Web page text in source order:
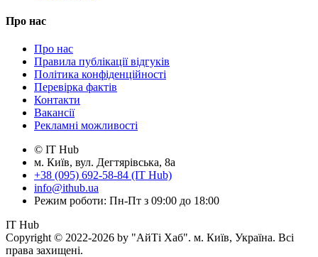
Про нас
Про нас
Правила публікації відгуків
Політика конфіденційності
Перевірка фактів
Контакти
Вакансії
Рекламні можливості
© IT Hub
м. Київ, вул. Дегтярівська, 8а
+38 (095) 692-58-84 (IT Hub)
info@ithub.ua
Режим роботи: Пн-Пт з 09:00 до 18:00
IT Hub
Copyright © 2022-2026 by "АйТі Хаб". м. Київ, Україна. Всі
права захищені.